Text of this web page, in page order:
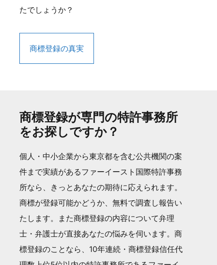
たでしょうか？
商標登録の真実
商標登録が専門の特許事務所
をお探しですか？
個人・中小企業から東京都を含む公共機関の案
件まで実績があるファーイースト国際特許事務
所なら、きっとあなたの期待に応えられます。
商標が登録可能かどうか、無料で調査し報告い
たします。また商標登録の内容について弁理
士・弁護士が直接あなたの悩みを伺います。商
標登録のことなら、10年連続・商標登録信任代